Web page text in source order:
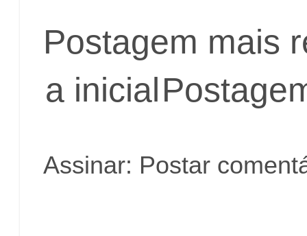
Postagem mais
a inicial
Assinar: Postar